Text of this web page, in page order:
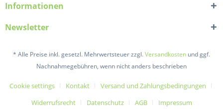
Informationen
Newsletter
* Alle Preise inkl. gesetzl. Mehrwertsteuer zzgl.Versandkosten und ggf.
Nachnahmegebühren, wenn nicht anders beschrieben
Cookie settings Kontakt
Versand und Zahlungsbedingungen
Widerrufsrecht
Datenschutz AGB Impressum